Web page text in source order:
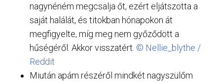
nagynéném megcsalja őt, ezért eljátszotta a
saját halálát, és titokban hónapokon át
megfigyelte, míg meg nem győződött a
hűségéről. Akkor visszatért. © Nellie_blythe /
Reddit
Miután apám részéről mindkét nagyszülőm